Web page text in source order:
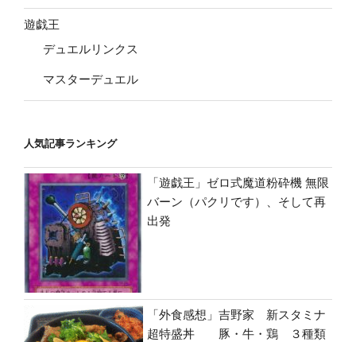
遊戯王
デュエルリンクス
マスターデュエル
人気記事ランキング
「遊戯王」ゼロ式魔道粉砕機 無限
バーン（パクリです）、そして再
出発
「外食感想」吉野家 新スタミナ
超特盛丼 豚・牛・鶏 ３種類